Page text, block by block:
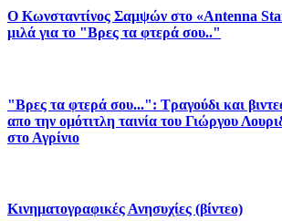
Ο Κωνσταντίνος Σαμψών στο «Antenna
μιλά για το "Βρες τα φτερά σου.."
"Βρες τα φτερά σου...": Τραγούδι και
απο την ομότιτλη ταινία του Γιώργου
στο Αγρίνιο
Κινηματογραφικές Ανησυχίες (βίντεο)